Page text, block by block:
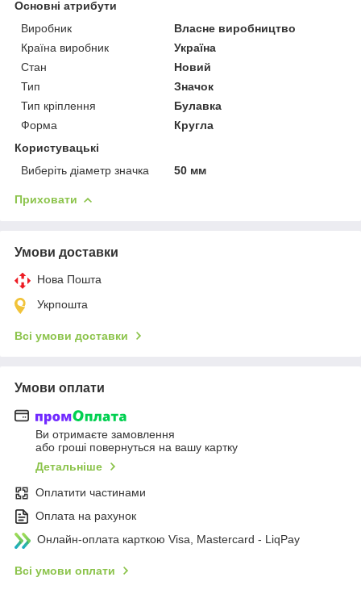
Основні атрибути
Виробник
Власне виробництво
Країна виробник
Україна
Стан
Новий
Тип
Значок
Тип кріплення
Булавка
Форма
Кругла
Користувацькі
Виберіть діаметр значка
50 мм
Приховати
Умови доставки
Нова Пошта
Укрпошта
Всі умови доставки
Умови оплати
Ви отримаєте замовлення
або гроші повернуться на вашу картку
Детальніше
Оплатити частинами
Оплата на рахунок
Онлайн-оплата карткою Visa, Mastercard - LiqPay
Всі умови оплати